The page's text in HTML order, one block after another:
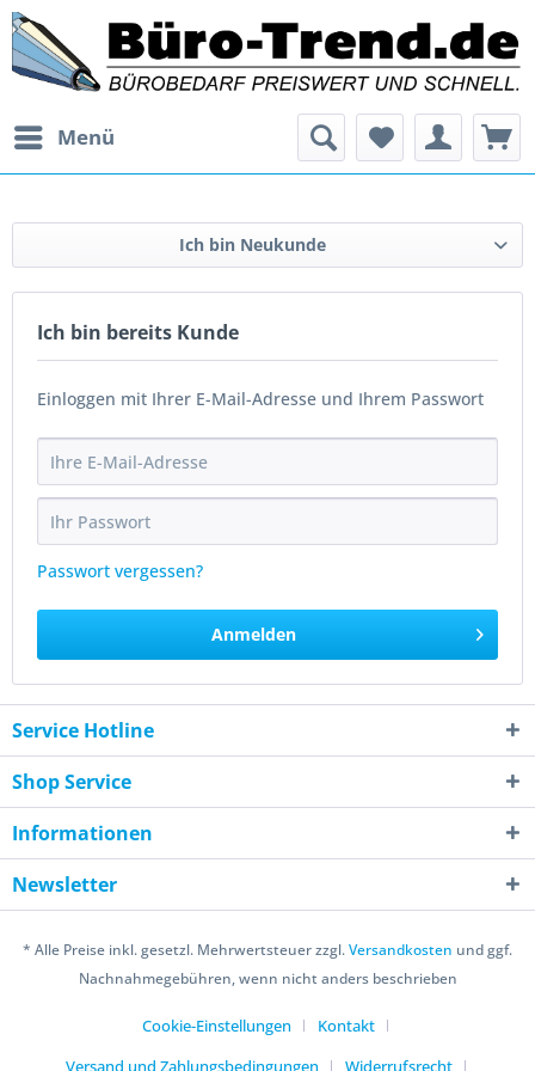
Menü
Ich bin Neukunde
Ich bin bereits Kunde
Einloggen mit Ihrer E-Mail-Adresse und Ihrem Passwort
Passwort vergessen?
Anmelden
Service Hotline
Shop Service
Informationen
Newsletter
* Alle Preise inkl. gesetzl. Mehrwertsteuer zzgl.Versandkosten und ggf.
Nachnahmegebühren, wenn nicht anders beschrieben
Cookie-Einstellungen
Kontakt
Versand und Zahlungsbedingungen
Widerrufsrecht